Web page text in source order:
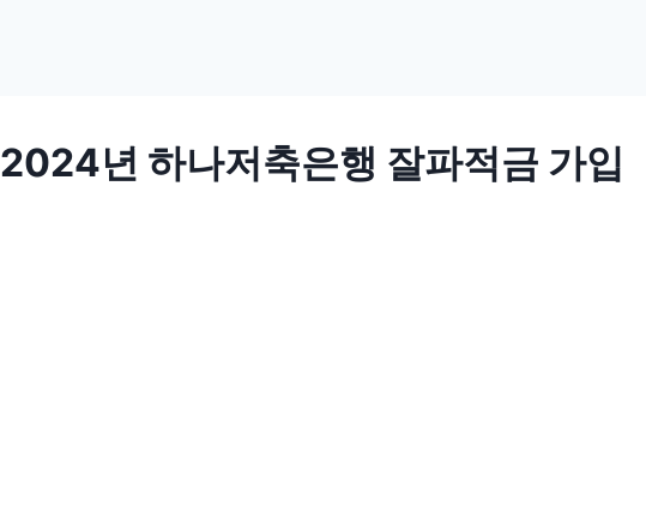
2024년 하나저축은행 잘파적금 가입